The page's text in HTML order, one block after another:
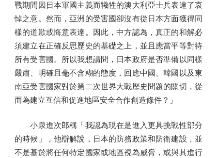
戰期間因日本軍國主義而犧牲的澳大利亞士兵表達了哀
悼之意。然而，亞洲的受害國卻沒有從日本方面獲得同
樣的道歉或悔意表達。因此，中方認為，真正的和解必
須建立在正確反思歷史的基礎之上，並且應當平等對待
所有受害國。所以我想請問，日本政府是否準備以同樣
嚴肅、明確且毫不含糊的態度，回應中國、韓國以及東
南亞受害國家對於第二次世界大戰歷史問題的關切，從
而為建立互信和促進地區安全合作創造條件？」
小泉進次郎稱「我認為現在是進入更具挑戰性部分
的時候」，他辯解說，日本的防務政策和防衛建設，並
不是基於將任何特定國家或地區視為威脅，或與其進行